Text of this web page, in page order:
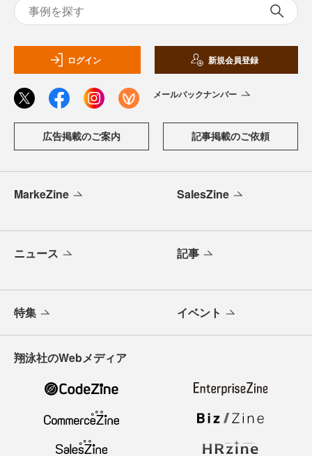
ログイン 新規会員登録
メールバックナンバー
広告掲載のご案内 記事掲載のご依頼
MarkeZine SalesZine
ニュース 記事
特集 イベント
翔泳社のWebメディア